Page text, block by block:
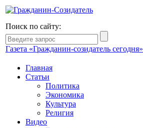
Поиск по сайту:
Газета «Гражданин-созидатель сегодня»
Главная
Статьи
Политика
Экономика
Культура
Религия
Видео